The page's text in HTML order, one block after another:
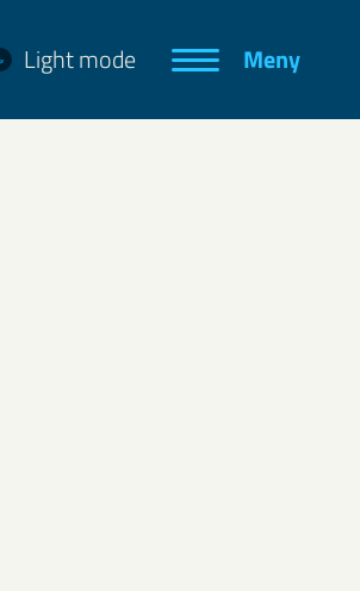
Light mode Meny